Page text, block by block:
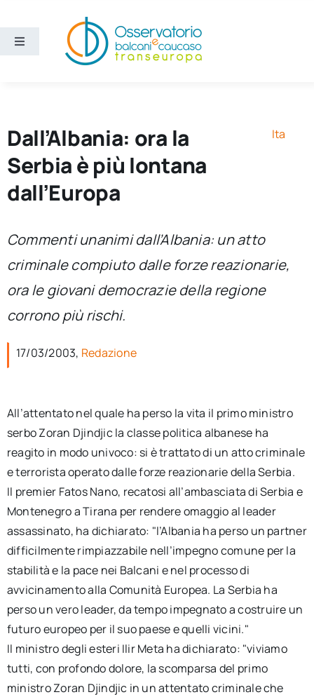
contenuto
Toggle
Ricerca e divulgazione
Chi siamo
Cerca
per:
Newsletter
Ita
Dall’Albania: ora la
Serbia è più lontana
dall’Europa
Ita
Commenti unanimi dall’Albania: un atto
criminale compiuto dalle forze reazionarie,
ora le giovani democrazie della regione
corrono più rischi.
17/03/2003, Redazione
All’attentato nel quale ha perso la vita il primo ministro
serbo Zoran Djindjic la classe politica albanese ha
reagito in modo univoco: si è trattato di un atto criminale
e terrorista operato dalle forze reazionarie della Serbia.
Il premier Fatos Nano, recatosi all’ambasciata di Serbia e
Montenegro a Tirana per rendere omaggio al leader
assassinato, ha dichiarato: "l’Albania ha perso un partner
difficilmente rimpiazzabile nell’impegno comune per la
stabilità e la pace nei Balcani e nel processo di
avvicinamento alla Comunità Europea. La Serbia ha
perso un vero leader, da tempo impegnato a costruire un
futuro europeo per il suo paese e quelli vicini."
Il ministro degli esteri Ilir Meta ha dichiarato: "viviamo
tutti, con profondo dolore, la scomparsa del primo
ministro Zoran Djindjic in un attentato criminale che